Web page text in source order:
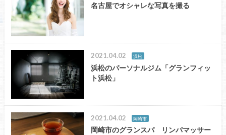
名古屋でオシャレな写真を撮る
2021.04.02 浜松
浜松のパーソナルジム「グランフィッ
ト浜松」
2021.04.02 岡崎市
岡崎市のグランスパ リンパマッサー